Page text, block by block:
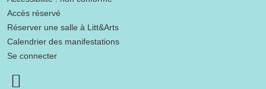
Accès réservé
Réserver une salle à Litt&Arts
Calendrier des manifestations
Se connecter